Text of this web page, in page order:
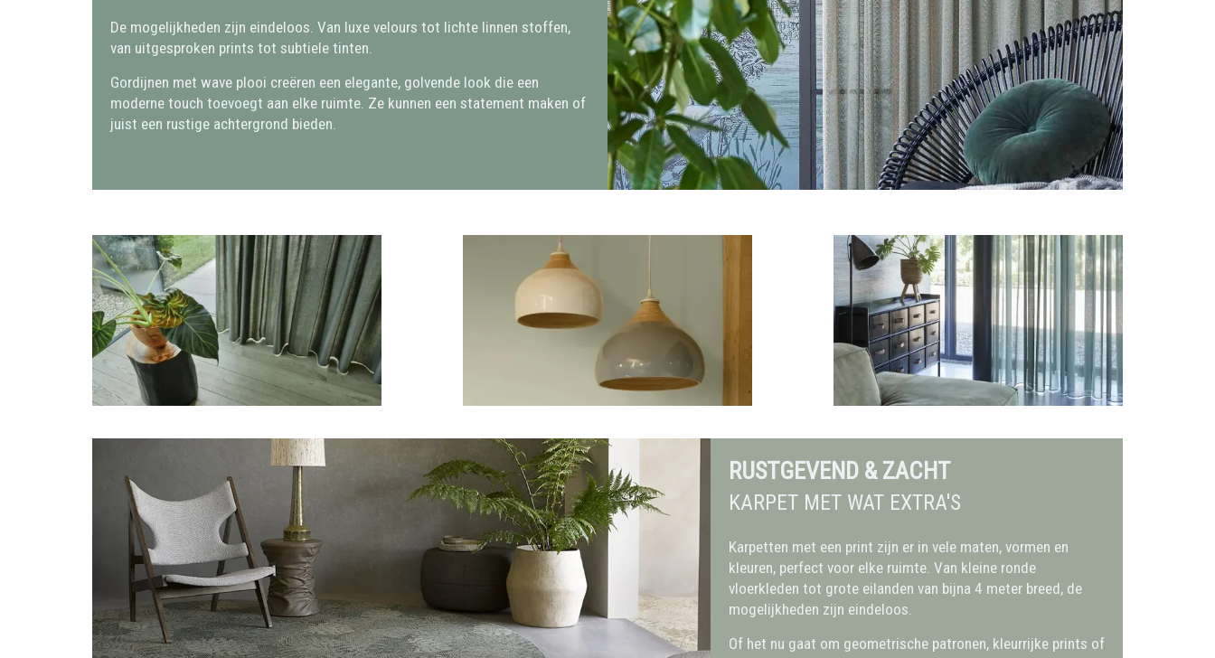
De mogelijkheden zijn eindeloos. Van luxe velours tot lichte linnen stoffen,
van uitgesproken prints tot subtiele tinten.
Gordijnen met wave plooi creëren een elegante, golvende look die een
moderne touch toevoegt aan elke ruimte. Ze kunnen een statement maken of
juist een rustige achtergrond bieden.
RUSTGEVEND & ZACHT
KARPET MET WAT EXTRA'S
Karpetten met een print zijn er in vele maten, vormen en
kleuren, perfect voor elke ruimte. Van kleine ronde
vloerkleden tot grote eilanden van bijna 4 meter breed, de
mogelijkheden zijn eindeloos.
Of het nu gaat om geometrische patronen, kleurrijke prints of